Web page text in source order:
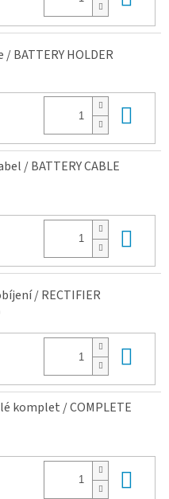
BATTERY HOLDER
/ BATTERY CABLE
/ RECTIFIER
komplet / COMPLETE